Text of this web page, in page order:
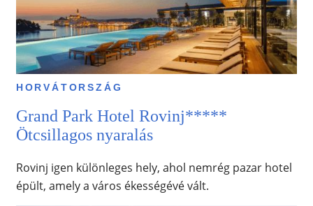
HORVÁTORSZÁG
Grand Park Hotel Rovinj*****
Ötcsillagos nyaralás
Rovinj igen különleges hely, ahol nemrég pazar hotel
épült, amely a város ékességévé vált.